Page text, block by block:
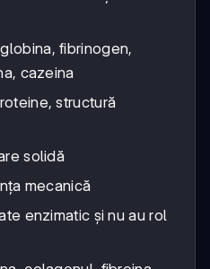
fibrinogen,
cazeina
structură
solidă
mecanică
enzimatic și nu au rol